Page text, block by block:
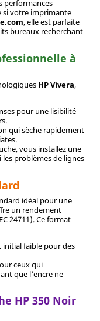
performances
si votre imprimante
, elle est parfaite
bureaux recherchant
à
HP Vivera,
pour une lisibilité
qui sèche rapidement
vous installez une
problèmes de lignes
idéal pour une
un rendement
24711). Ce format
faible pour des
ceux qui
que l'encre ne
HP 350 Noir